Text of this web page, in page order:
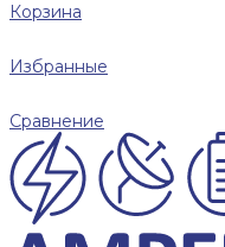
Корзина
Избранные
Сравнение